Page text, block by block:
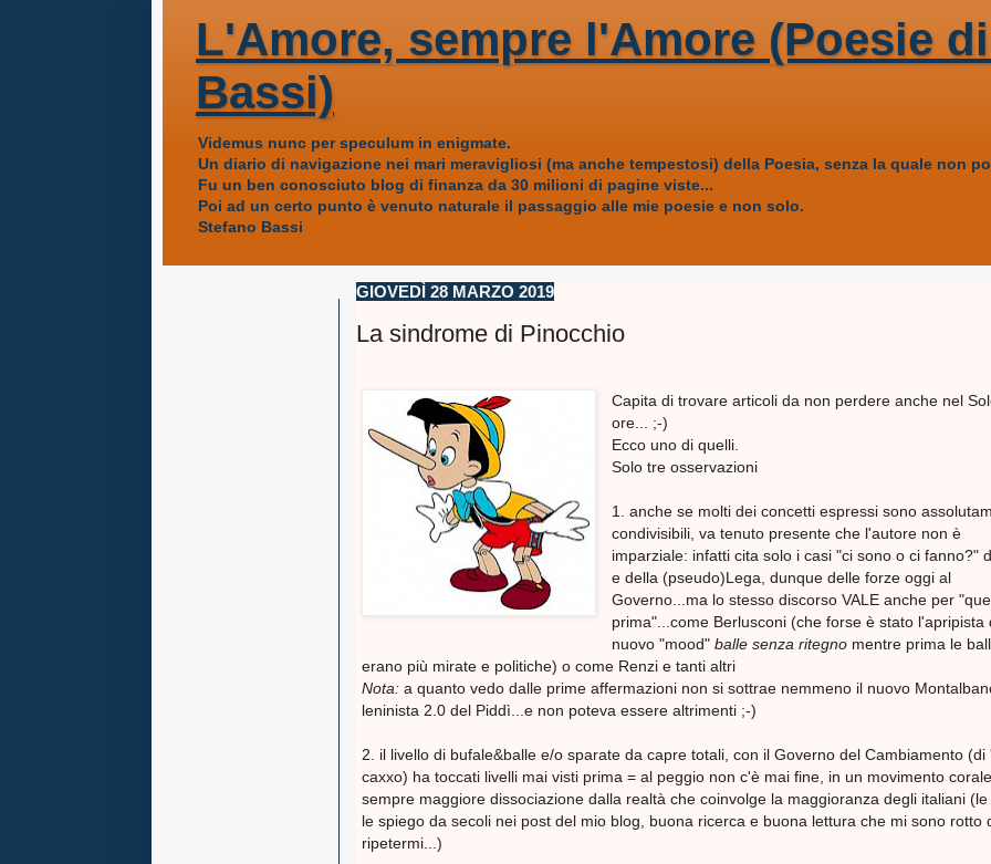
L'Amore, sempre l'Amore (Poesie
Bassi)
Videmus nunc per speculum in enigmate.
Un diario di navigazione nei mari meravigliosi (ma anche tempestosi) della Poesia, senza la quale non
Fu un ben conosciuto blog di finanza da 30 milioni di pagine viste...
Poi ad un certo punto è venuto naturale il passaggio alle mie poesie e non solo.
Stefano Bassi
GIOVEDÌ 28 MARZO 2019
La sindrome di Pinocchio
Capita di trovare articoli da non perdere anche nel
ore... ;-)
Ecco uno di quelli.
Solo tre osservazioni
1. anche se molti dei concetti espressi sono
condivisibili, va tenuto presente che l'autore non è
imparziale: infatti cita solo i casi "ci sono o ci fanno?"
e della (pseudo)Lega, dunque delle forze oggi al
Governo...ma lo stesso discorso VALE anche per
prima"...come Berlusconi (che forse è stato l'apripista
nuovo "mood"balle senza ritegno mentre prima le
erano più mirate e politiche) o come Renzi e tanti altri
Nota: a quanto vedo dalle prime affermazioni non si sottrae nemmeno il nuovo
leninista 2.0 del Piddì...e non poteva essere altrimenti ;-)
2. il livello di bufale&balle e/o sparate da capre totali, con il Governo del Cambiamento (di
caxxo) ha toccati livelli mai visti prima = al peggio non c'è mai fine, in un movimento
sempre maggiore dissociazione dalla realtà che coinvolge la maggioranza degli italiani
le spiego da secoli nei post del mio blog, buona ricerca e buona lettura che mi sono rotto
ripetermi...)